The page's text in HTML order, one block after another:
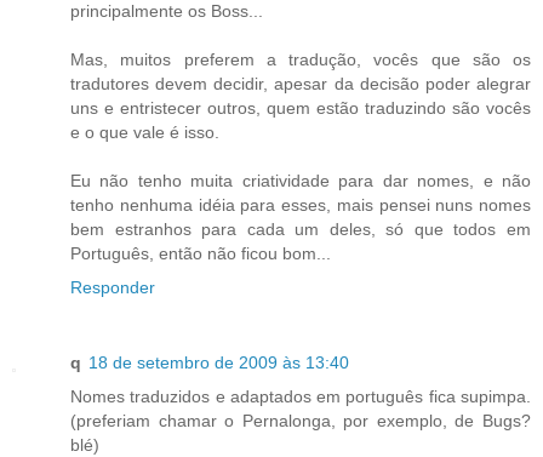
principalmente os Boss...
Mas, muitos preferem a tradução, vocês que são os
tradutores devem decidir, apesar da decisão poder alegrar
uns e entristecer outros, quem estão traduzindo são vocês
e o que vale é isso.
Eu não tenho muita criatividade para dar nomes, e não
tenho nenhuma idéia para esses, mais pensei nuns nomes
bem estranhos para cada um deles, só que todos em
Português, então não ficou bom...
Responder
q 18 de setembro de 2009 às 13:40
Nomes traduzidos e adaptados em português fica supimpa.
(preferiam chamar o Pernalonga, por exemplo, de Bugs?
blé)